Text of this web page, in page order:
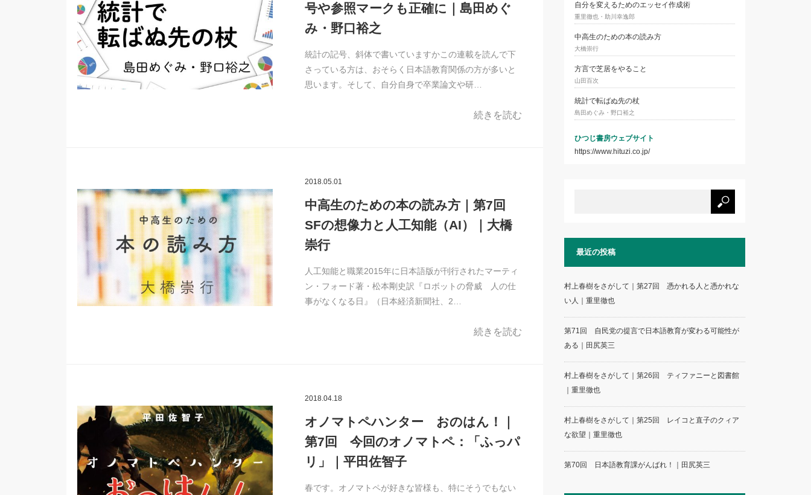
号や参照マークも正確に｜島田めぐ
み・野口裕之
統計の記号、斜体で書いていますかこの連載を読んで下
さっている方は、おそらく日本語教育関係の方が多いと
思います。そして、自分自身で卒業論文や研…
続きを読む
2018.05.01
中高生のための本の読み方｜第7回
SFの想像力と人工知能（AI）｜大橋
崇行
人工知能と職業2015年に日本語版が刊行されたマーティ
ン・フォード著・松本剛史訳『ロボットの脅威 人の仕
事がなくなる日』（日本経済新聞社、2…
続きを読む
2018.04.18
オノマトペハンター おのはん！｜
第7回 今回のオノマトペ：「ふっパ
リ」｜平田佐智子
春です。オノマトペが好きな皆様も、特にそうでもない
自分を変えるためのエッセイ作成術
重里徹也・助川幸逸郎
中高生のための本の読み方
大橋崇行
方言で芝居をやること
山田百次
統計で転ばぬ先の杖
島田めぐみ・野口裕之
ひつじ書房ウェブサイト
https://www.hituzi.co.jp/
最近の投稿
村上春樹をさがして｜第27回 憑かれる人と憑かれな
い人｜重里徹也
第71回 自民党の提言で日本語教育が変わる可能性が
ある｜田尻英三
村上春樹をさがして｜第26回 ティファニーと図書館
｜重里徹也
村上春樹をさがして｜第25回 レイコと直子のクィア
な欲望｜重里徹也
第70回 日本語教育課がんばれ！｜田尻英三